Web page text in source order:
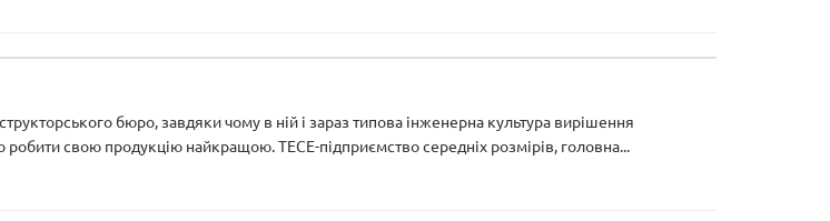
бюро, завдяки чому в ній і зараз типова інженерна культура вирішення
робити свою продукцію найкращою. ТЕСЕ-підприємство середніх розмірів, головна...